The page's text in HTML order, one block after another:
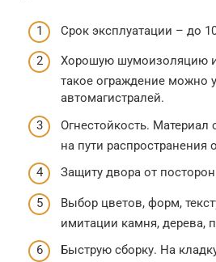
Срок эксплуатации – до
Хорошую шумоизоляцию
такое ограждение можно
автомагистралей.
Огнестойкость. Материал
на пути распространения
Защиту двора от
Выбор цветов, форм,
имитации камня, дерева,
Быструю сборку. На